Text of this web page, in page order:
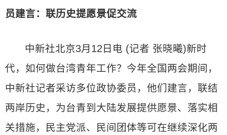
员建言：联历史提愿景促交流
中新社北京3月12日电 (记者 张晓曦)新时
代，如何做台湾青年工作？今年全国两会期间，
中新社记者采访多位政协委员，他们建言，联结
两岸历史，为台青到大陆发展提供愿景、落实相
关措施，民主党派、民间团体等可在继续深化两